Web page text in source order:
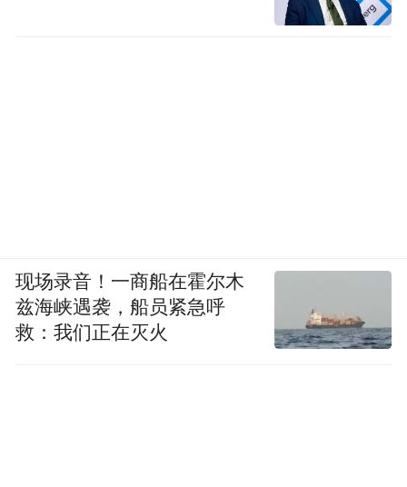
现场录音！一商船在霍尔木
兹海峡遇袭，船员紧急呼
救：我们正在灭火